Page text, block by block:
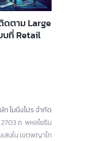
ดตาม Large
บที่ Retail
ท ไมนิ่งโปร จำกัด
ถ. พหลโยธิน
สนใน เขตพญาไท